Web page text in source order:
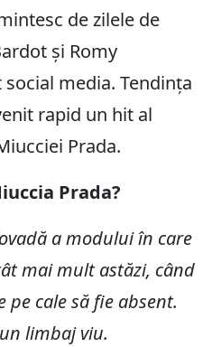
de zilele de
și Romy
media. Tendința
rapid un hit al
Prada.
Prada?
a modului în care
mai mult astăzi, când
cale să fie absent.
limbaj viu.